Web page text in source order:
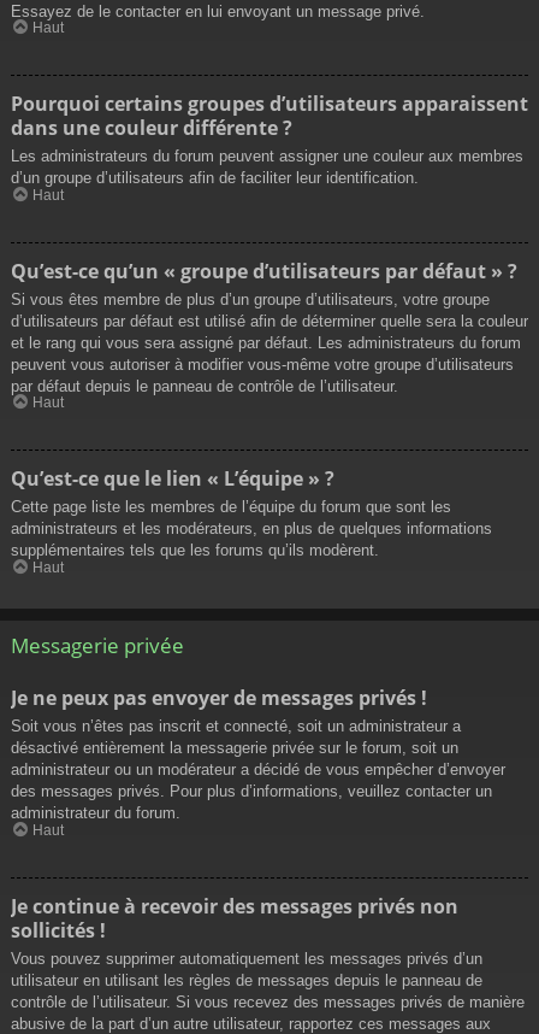
Essayez de le contacter en lui envoyant un message privé.
Haut
Pourquoi certains groupes d’utilisateurs apparaissent
dans une couleur différente ?
Les administrateurs du forum peuvent assigner une couleur aux membres
d’un groupe d’utilisateurs afin de faciliter leur identification.
Haut
Qu’est-ce qu’un « groupe d’utilisateurs par défaut » ?
Si vous êtes membre de plus d’un groupe d’utilisateurs, votre groupe
d’utilisateurs par défaut est utilisé afin de déterminer quelle sera la couleur
et le rang qui vous sera assigné par défaut. Les administrateurs du forum
peuvent vous autoriser à modifier vous-même votre groupe d’utilisateurs
par défaut depuis le panneau de contrôle de l’utilisateur.
Haut
Qu’est-ce que le lien « L’équipe » ?
Cette page liste les membres de l’équipe du forum que sont les
administrateurs et les modérateurs, en plus de quelques informations
supplémentaires tels que les forums qu’ils modèrent.
Haut
Messagerie privée
Je ne peux pas envoyer de messages privés !
Soit vous n’êtes pas inscrit et connecté, soit un administrateur a
désactivé entièrement la messagerie privée sur le forum, soit un
administrateur ou un modérateur a décidé de vous empêcher d’envoyer
des messages privés. Pour plus d’informations, veuillez contacter un
administrateur du forum.
Haut
Je continue à recevoir des messages privés non
sollicités !
Vous pouvez supprimer automatiquement les messages privés d’un
utilisateur en utilisant les règles de messages depuis le panneau de
contrôle de l’utilisateur. Si vous recevez des messages privés de manière
abusive de la part d’un autre utilisateur, rapportez ces messages aux